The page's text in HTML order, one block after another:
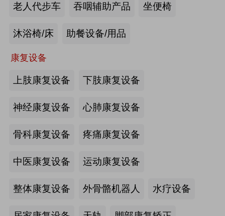
老人代步车 吞咽辅助产品 坐便椅
沐浴椅/床 助餐设备/用品
康复设备
上肢康复设备 下肢康复设备
神经康复设备 心肺康复设备
骨科康复设备 疼痛康复设备
中医康复设备 运动康复设备
整体康复设备 外骨骼机器人 水疗设备
未来医养 · 智建绿康——中国医养融
来源:注册会员
海量养老行业资源
【如愿】升降浴室柜-海尔智慧康养